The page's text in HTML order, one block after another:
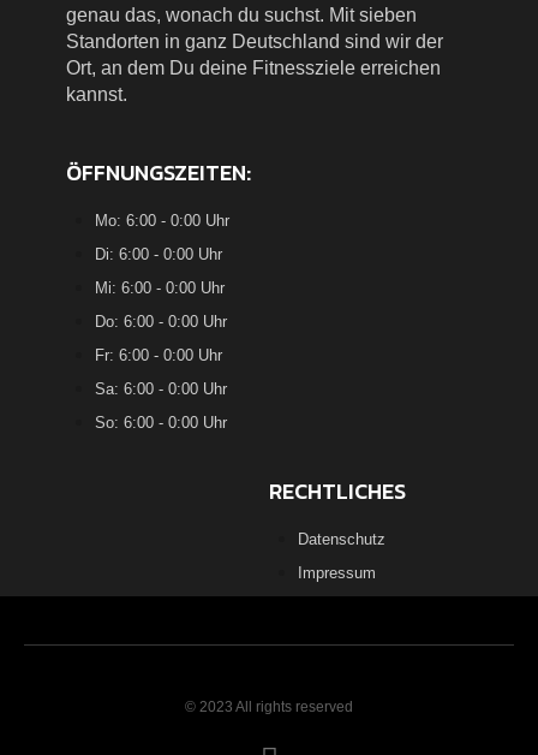
genau das, wonach du suchst. Mit sieben
Standorten in ganz Deutschland sind wir der
Ort, an dem Du deine Fitnessziele erreichen
kannst.
ÖFFNUNGSZEITEN:
Mo: 6:00 - 0:00 Uhr
Di: 6:00 - 0:00 Uhr
Mi: 6:00 - 0:00 Uhr
Do: 6:00 - 0:00 Uhr
Fr: 6:00 - 0:00 Uhr
Sa: 6:00 - 0:00 Uhr
So: 6:00 - 0:00 Uhr
RECHTLICHES
Datenschutz
Impressum
© 2023 All rights reserved